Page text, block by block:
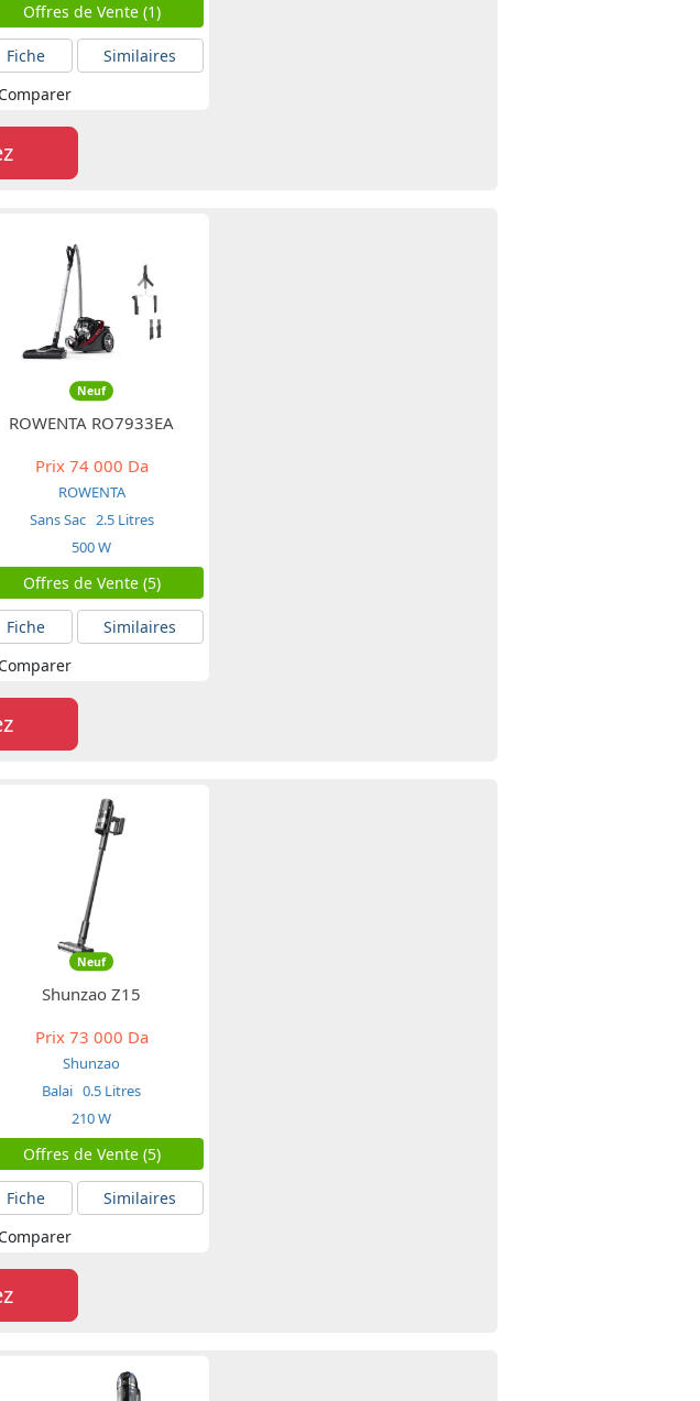
Offres de Vente (1)
Fiche
Similaires
Comparer
Neuf
ROWENTA RO7933EA
Prix74 000 Da
ROWENTA
Sans Sac 2.5 Litres
500 W
Offres de Vente (5)
Fiche
Similaires
Comparer
Neuf
Shunzao Z15
Prix73 000 Da
Shunzao
Balai 0.5 Litres
210 W
Offres de Vente (5)
Fiche
Similaires
Comparer